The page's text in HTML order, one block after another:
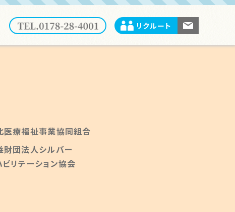
リクルート
医療福祉事業協同組合
財団法人シルバー
ビリテーション協会